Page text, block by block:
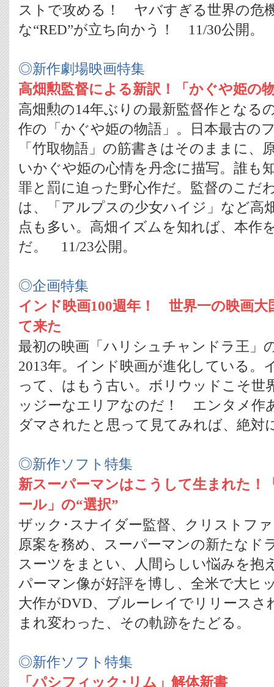
ストで攻める！ ヤバすぎる世界の危
な“RED”が立ち向かう！ 11/30公開。
◎新作劇場映画特集
高畑勲監督による新訳！「かぐや姫の
高畑勲の14年ぶりの最新監督作となる
作の「かぐや姫の物語」。日本最古の
「竹取物語」の筋書きはそのままに、
いかぐや姫の心情を丹念に描写。誰も
罪と罰に迫った野心作だ。監督のこだ
は、「アルプスの少女ハイジ」など高
点も多い。高畑イズムを知れば、本作
だ。 11/23公開。
◎企画特集
インド映画100週年！ 世界一の映画大
て来た
最初の映画「ハリシュチャンドラ王」
2013年。インド映画が進化している。
って、はもう古い。ボリウッドこそ世
ッジーなエリアなのだ！ エンタメ作
ダマされたと思って見てみれば、絶対
◎新作ソフト特集
新スーパーマンはこうして生まれた！
ール」の“選択”
ザック･スナイダー監督、クリストフ
原案を務め、スーパーマンの新たなド
スーツをまとい、人間らしい悩みを抱
パーマン像が好評を博し、全米で大ヒ
大作がDVD、ブルーレイでリリースさ
まれ変わった、その軌跡をたどる。
◎新作ソフト特集
「パシフィック･リム」解体新書